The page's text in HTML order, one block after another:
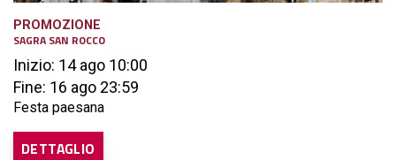
PROMOZIONE
SAGRA SAN ROCCO
Inizio: 14 ago 10:00
Fine: 16 ago 23:59
Festa paesana
DETTAGLIO